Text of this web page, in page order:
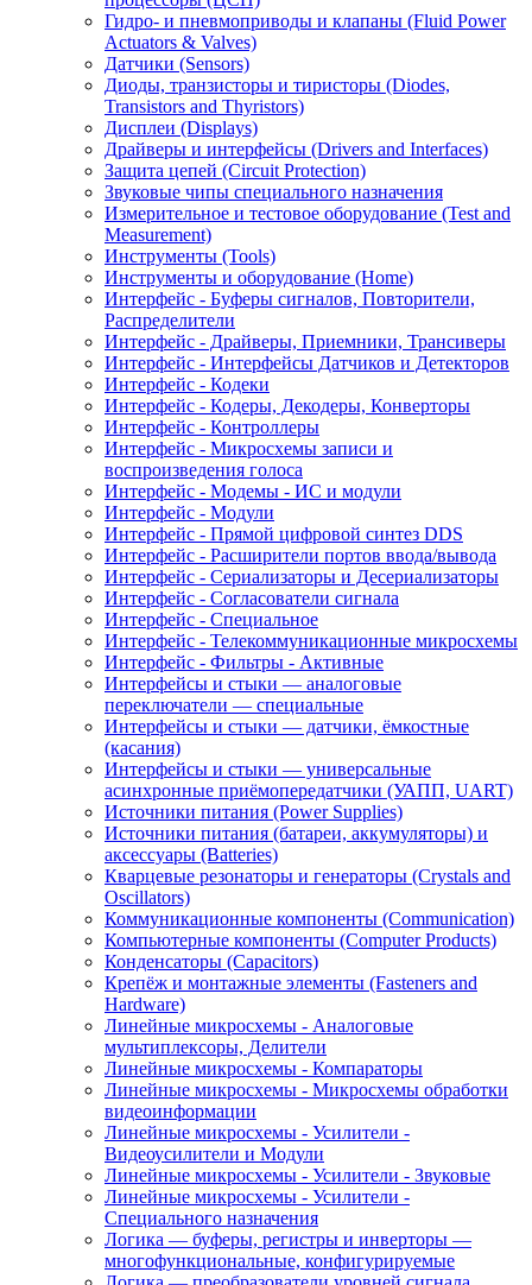
Гидро- и пневмоприводы и клапаны (Fluid Power
Actuators & Valves)
Датчики (Sensors)
Диоды, транзисторы и тиристоры (Diodes,
Transistors and Thyristors)
Дисплеи (Displays)
Драйверы и интерфейсы (Drivers and Interfaces)
Защита цепей (Circuit Protection)
Звуковые чипы специального назначения
Измерительное и тестовое оборудование (Test and
Measurement)
Инструменты (Tools)
Инструменты и оборудование (Home)
Интерфейс - Буферы сигналов, Повторители,
Распределители
Интерфейс - Драйверы, Приемники, Трансиверы
Интерфейс - Интерфейсы Датчиков и Детекторов
Интерфейс - Кодеки
Интерфейс - Кодеры, Декодеры, Конверторы
Интерфейс - Контроллеры
Интерфейс - Микросхемы записи и
воспроизведения голоса
Интерфейс - Модемы - ИС и модули
Интерфейс - Модули
Интерфейс - Прямой цифровой синтез DDS
Интерфейс - Расширители портов ввода/вывода
Интерфейс - Сериализаторы и Десериализаторы
Интерфейс - Согласователи сигнала
Интерфейс - Специальное
Интерфейс - Телекоммуникационные микросхемы
Интерфейс - Фильтры - Активные
Интерфейсы и стыки — аналоговые
переключатели — специальные
Интерфейсы и стыки — датчики, ёмкостные
(касания)
Интерфейсы и стыки — универсальные
асинхронные приёмопередатчики (УАПП, UART)
Источники питания (Power Supplies)
Источники питания (батареи, аккумуляторы) и
аксессуары (Batteries)
Кварцевые резонаторы и генераторы (Crystals and
Oscillators)
Коммуникационные компоненты (Communication)
Компьютерные компоненты (Computer Products)
Конденсаторы (Capacitors)
Крепёж и монтажные элементы (Fasteners and
Hardware)
Линейные микросхемы - Аналоговые
мультиплексоры, Делители
Линейные микросхемы - Компараторы
Линейные микросхемы - Микросхемы обработки
видеоинформации
Линейные микросхемы - Усилители -
Видеоусилители и Модули
Линейные микросхемы - Усилители - Звуковые
Линейные микросхемы - Усилители -
Специального назначения
Логика — буферы, регистры и инверторы —
многофункциональные, конфигурируемые